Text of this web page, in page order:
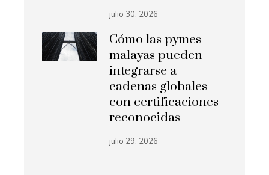
julio 30, 2026
Cómo las pymes
malayas pueden
integrarse a
cadenas globales
con certificaciones
reconocidas
julio 29, 2026